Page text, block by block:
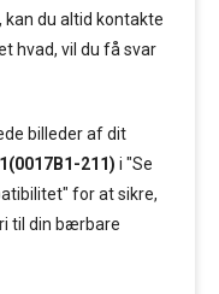
du altid kontakte
hvad, vil du få svar
billeder af dit
211) i "Se
for at sikre,
til din bærbare